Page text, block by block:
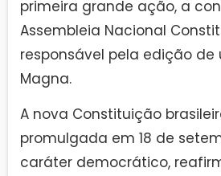
primeira grande ação, a
Assembleia Nacional
responsável pela edição
Magna.
A nova Constituição
promulgada em 18 de
caráter democrático,